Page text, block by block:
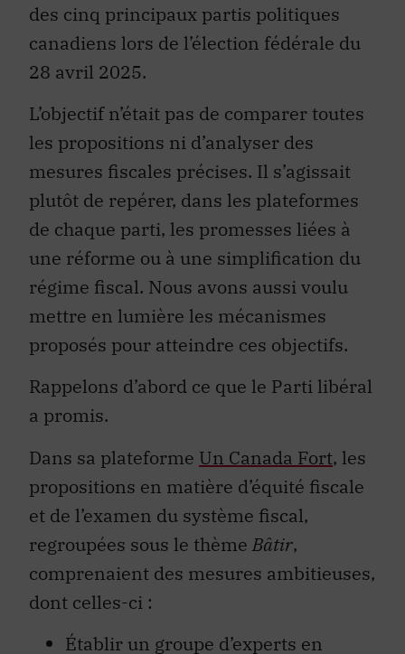
des cinq principaux partis politiques
canadiens lors de l’élection fédérale du
28 avril 2025.
L’objectif n’était pas de comparer toutes
les propositions ni d’analyser des
mesures fiscales précises. Il s’agissait
plutôt de repérer, dans les plateformes
de chaque parti, les promesses liées à
une réforme ou à une simplification du
régime fiscal. Nous avons aussi voulu
mettre en lumière les mécanismes
proposés pour atteindre ces objectifs.
Rappelons d’abord ce que le Parti libéral
a promis.
Dans sa plateforme Un Canada Fort, les
propositions en matière d’équité fiscale
et de l’examen du système fiscal,
regroupées sous le thème Bâtir,
comprenaient des mesures ambitieuses,
dont celles-ci :
Établir un groupe d’experts en